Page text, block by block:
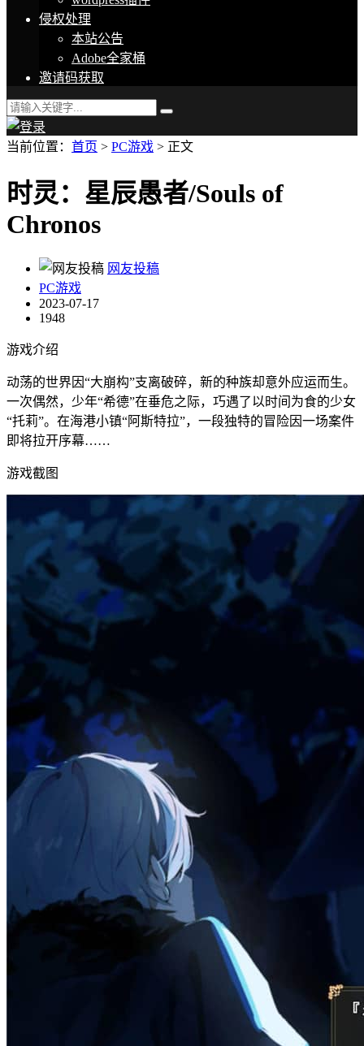
侵权处理
本站公告
Adobe全家桶
邀请码获取
当前位置： 首页 > PC游戏 > 正文
时灵：星辰愚者/Souls of
Chronos
网友投稿
PC游戏
2023-07-17
1948
游戏介绍
动荡的世界因“大崩构”支离破碎，新的种族却意外应运而生。
一次偶然，少年“希德”在垂危之际，巧遇了以时间为食的少女
“托莉”。在海港小镇“阿斯特拉”，一段独特的冒险因一场案件
即将拉开序幕……
游戏截图